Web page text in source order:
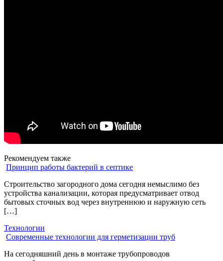
Рекомендуем также
Принцип работы бактерий в септике
Строительство загородного дома сегодня немыслимо без
устройства канализации, которая предусматривает отвод
бытовых сточных вод через внутреннюю и наружную сеть
[…]
Технологии
Современные технологии для герметизации труб
На сегодняшний день в монтаже трубопроводов